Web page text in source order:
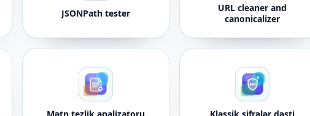
JSONPath tester
URL cleaner and
canonicalizer